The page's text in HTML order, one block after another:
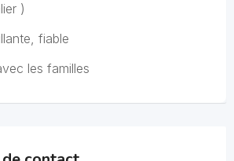
)
fiable
les familles